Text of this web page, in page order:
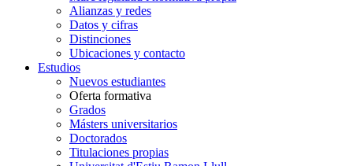
Alianzas y redes
Datos y cifras
Distinciones
Ubicaciones y contacto
Estudios
Nuevos estudiantes
Oferta formativa
Grados
Másters universitarios
Doctorados
Titulaciones propias